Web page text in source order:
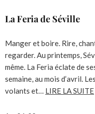
La Feria de Séville
Manger et boire. Rire,
regarder. Au printemps,
même. La Feria éclate de
semaine, au mois d’avril.
volants et… LIRE LA SUITE